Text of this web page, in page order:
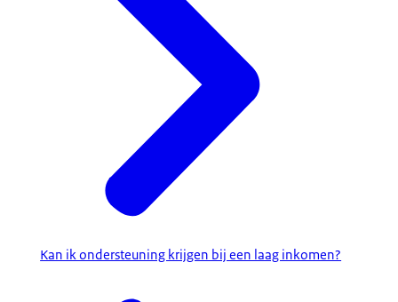
Kan ik ondersteuning krijgen bij een laag inkomen?